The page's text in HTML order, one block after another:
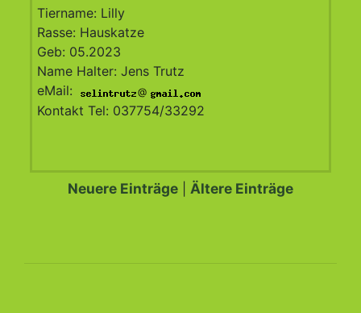
Tiername: Lilly
Rasse: Hauskatze
Geb: 05.2023
Name Halter: Jens Trutz
eMail:
@
Kontakt Tel: 037754/33292
Neuere Einträge Ältere Einträge